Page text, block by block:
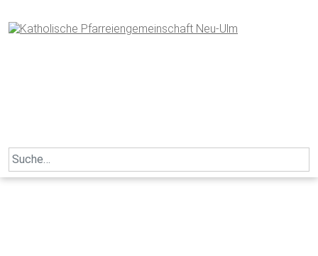
to
content
Search
for: